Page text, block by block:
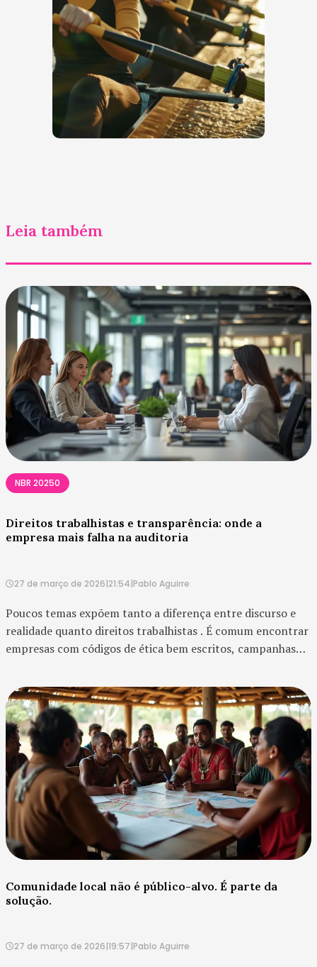
Leia também
NBR 20250
Direitos trabalhistas e transparência: onde a
empresa mais falha na auditoria
27 de março de 2026|21:54|Pablo Aguirre
Poucos temas expõem tanto a diferença entre discurso e
realidade quanto direitos trabalhistas . É comum encontrar
empresas com códigos de ética bem escritos, campanhas
Comunidade local não é público-alvo. É parte da
solução.
27 de março de 2026|19:57|Pablo Aguirre